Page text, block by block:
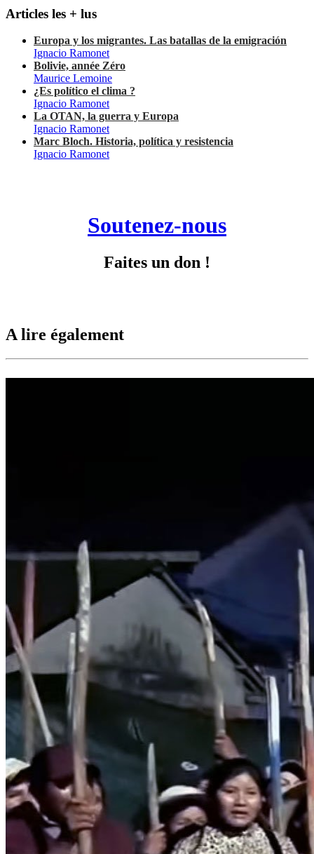
Articles les + lus
Europa y los migrantes. Las batallas de la emigración
Ignacio Ramonet
Bolivie, année Zéro
Maurice Lemoine
¿Es político el clima ?
Ignacio Ramonet
La OTAN, la guerra y Europa
Ignacio Ramonet
Marc Bloch. Historia, política y resistencia
Ignacio Ramonet
Soutenez-nous
Faites un don !
A lire également